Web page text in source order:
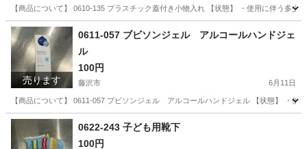
【商品について】 0610-135 プラスチック蓋付き小物入れ 【状態】 ・使用に伴う多
神奈川 藤沢市 インテリア雑貨/小物
売ります
0611-057 ブビソンジェル アルコールハンドジェ
ル
100円
藤沢市 6月11日
【商品について】 0611-057 ブビソンジェル アルコールハンドジェル 【状態】 ・使
神奈川 藤沢市 リユース
0622-243 子ども用靴下
100円